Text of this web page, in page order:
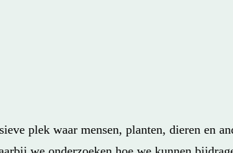
plek waar mensen, planten, dieren en